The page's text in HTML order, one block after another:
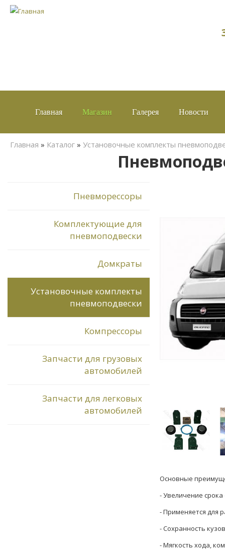
Главная Магазин Галерея Новости
Вы здесь
Главная » Каталог » Установочные комплекты
Пневморессоры
Комплектующие для
пневмоподвески
Домкраты
Установочные комплекты
пневмоподвески
Компрессоры
Запчасти для грузовых
автомобилей
Запчасти для легковых
автомобилей
Основные
- Увеличение
- Применяется для
- Сохранность
- Мягкость хода,